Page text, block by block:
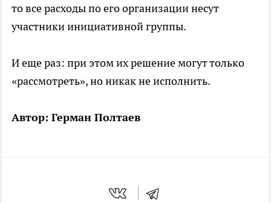
то все расходы по его организации несут
участники инициативной группы.
И еще раз: при этом их решение могут только
«рассмотреть», но никак не исполнить.
Автор: Герман Полтаев